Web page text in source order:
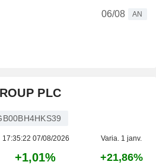
06/08
AN
PLC
17:35:22 07/08/2026 Varia. 1 janv.
+1,01% +21,86%